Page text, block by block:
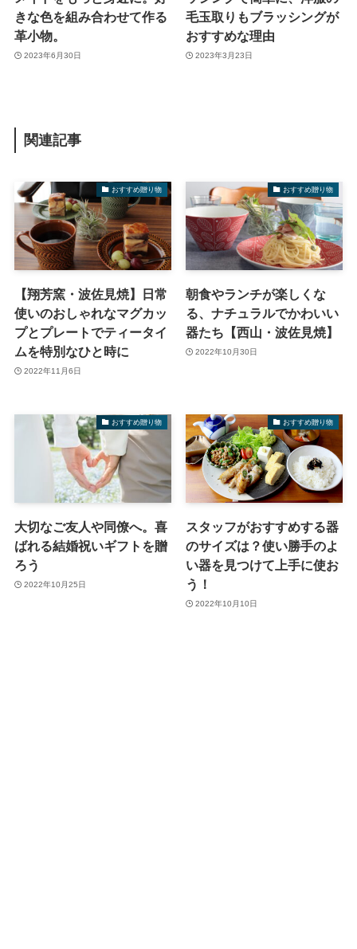
きな色を組み合わせて作る
革小物。
2023年6月30日
毛玉取りもブラッシングが
おすすめな理由
2023年3月23日
関連記事
おすすめ贈り物
【翔芳窯・波佐見焼】日常
使いのおしゃれなマグカッ
プとプレートでティータイ
ムを特別なひと時に
2022年11月6日
おすすめ贈り物
朝食やランチが楽しくな
る、ナチュラルでかわいい
器たち【西山・波佐見焼】
2022年10月30日
おすすめ贈り物
大切なご友人や同僚へ。喜
ばれる結婚祝いギフトを贈
ろう
2022年10月25日
おすすめ贈り物
スタッフがおすすめする器
のサイズは？使い勝手のよ
い器を見つけて上手に使お
う！
2022年10月10日